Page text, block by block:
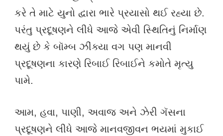
કરે તે માટે યુનો દ્વારા ભારે પ્રયાસો થઈ રહ્યા છે.
પરંતુ પ્રદૂષણને લીધે આજે એવી સ્થિતિનું નિર્માણ
થયું છે કે બૉમ્બ ઝીંક્યા વગ પણ માનવી
પ્રદૂષણના કારણે રિબાઈ રિબાઈને કમોતે મૃત્યુ
પામે.
આમ, હવા, પાણી, અવાજ અને ઝેરી ગૅસના
પ્રદૂષણને લીધે આજે માનવજીવન ભયમાં મુકાઈ